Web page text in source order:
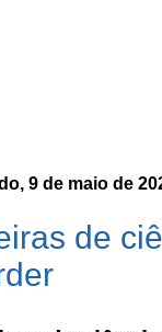
9 de maio de
de